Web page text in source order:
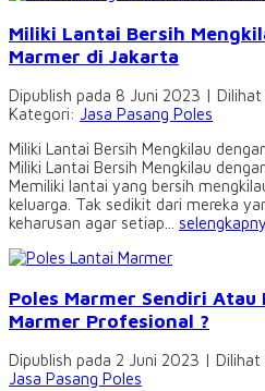
Miliki Lantai Bersih
Marmer di Jakarta
Dipublish pada 8 Juni 2023 |
Kategori: Jasa Pasang Poles
Miliki Lantai Bersih Mengkilau
Miliki Lantai Bersih Mengkilau
Memiliki lantai yang bersih
keluarga. Tak sedikit dari mereka
keharusan agar setiap...
Poles Marmer Sendiri Atau
Marmer Profesional ?
Dipublish pada 2 Juni 2023 |
Jasa Pasang Poles